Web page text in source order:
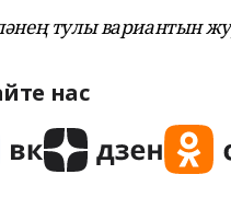
тулы вариантын
нас